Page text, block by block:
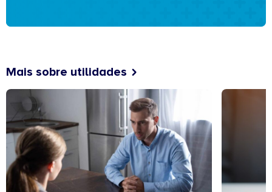
Mais sobre utilidades